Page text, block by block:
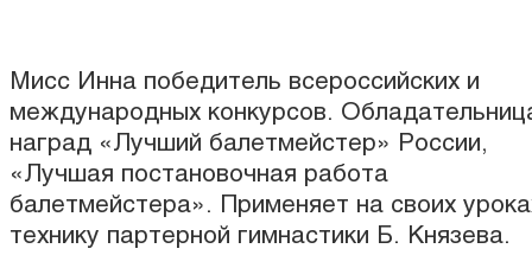
Мисс Инна победитель всероссийских и
международных конкурсов.
наград «Лучший балетмейстер» России,
«Лучшая постановочная работа
балетмейстера». Применяет на своих
технику партерной гимнастики Б. Князева.